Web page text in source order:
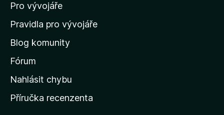
o
m
v
s
k
u
Pro vývojáře
Pravidla pro vývojáře
Blog komunity
Fórum
Nahlásit chybu
Příručka recenzenta